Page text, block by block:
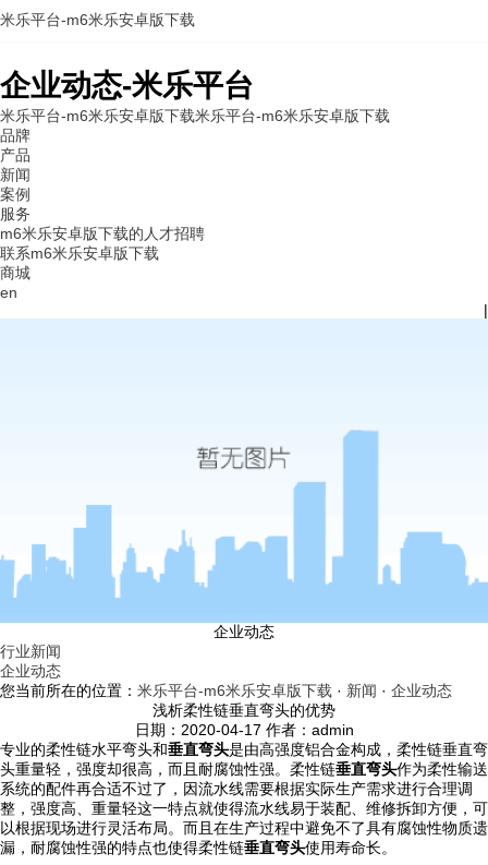
企业动态-米乐平台
米乐平台-m6米乐安卓版下载米乐平台-m6米乐安卓版下载
品牌
产品
新闻
案例
服务
m6米乐安卓版下载的人才招聘
联系m6米乐安卓版下载
商城
en
|
米乐平台-m6米乐安卓版下载
企业动态
行业新闻
企业动态
您当前所在的位置： 米乐平台-m6米乐安卓版下载 · 新闻 · 企业动态
浅析柔性链垂直弯头的优势
日期：2020-04-17 作者：admin
专业的柔性链水平弯头和垂直弯头是由高强度铝合金构成，柔性链垂直弯
头重量轻，强度却很高，而且耐腐蚀性强。柔性链垂直弯头作为柔性输送
系统的配件再合适不过了，因流水线需要根据实际生产需求进行合理调
整，强度高、重量轻这一特点就使得流水线易于装配、维修拆卸方便，可
以根据现场进行灵活布局。而且在生产过程中避免不了具有腐蚀性物质遗
漏，耐腐蚀性强的特点也使得柔性链垂直弯头使用寿命长。